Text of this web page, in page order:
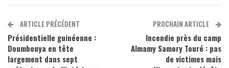
ARTICLE PRÉCÉDENT
Présidentielle guinéenne :
Doumbouya en tête
largement dans sept
PROCHAIN ARTICLE
Incendie près du camp
Almamy Samory Touré : pas
de victimes mais